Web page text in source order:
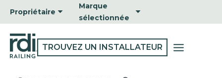
Propriétaire
Marque
sélectionnée
TROUVEZ UN INSTALLATEUR